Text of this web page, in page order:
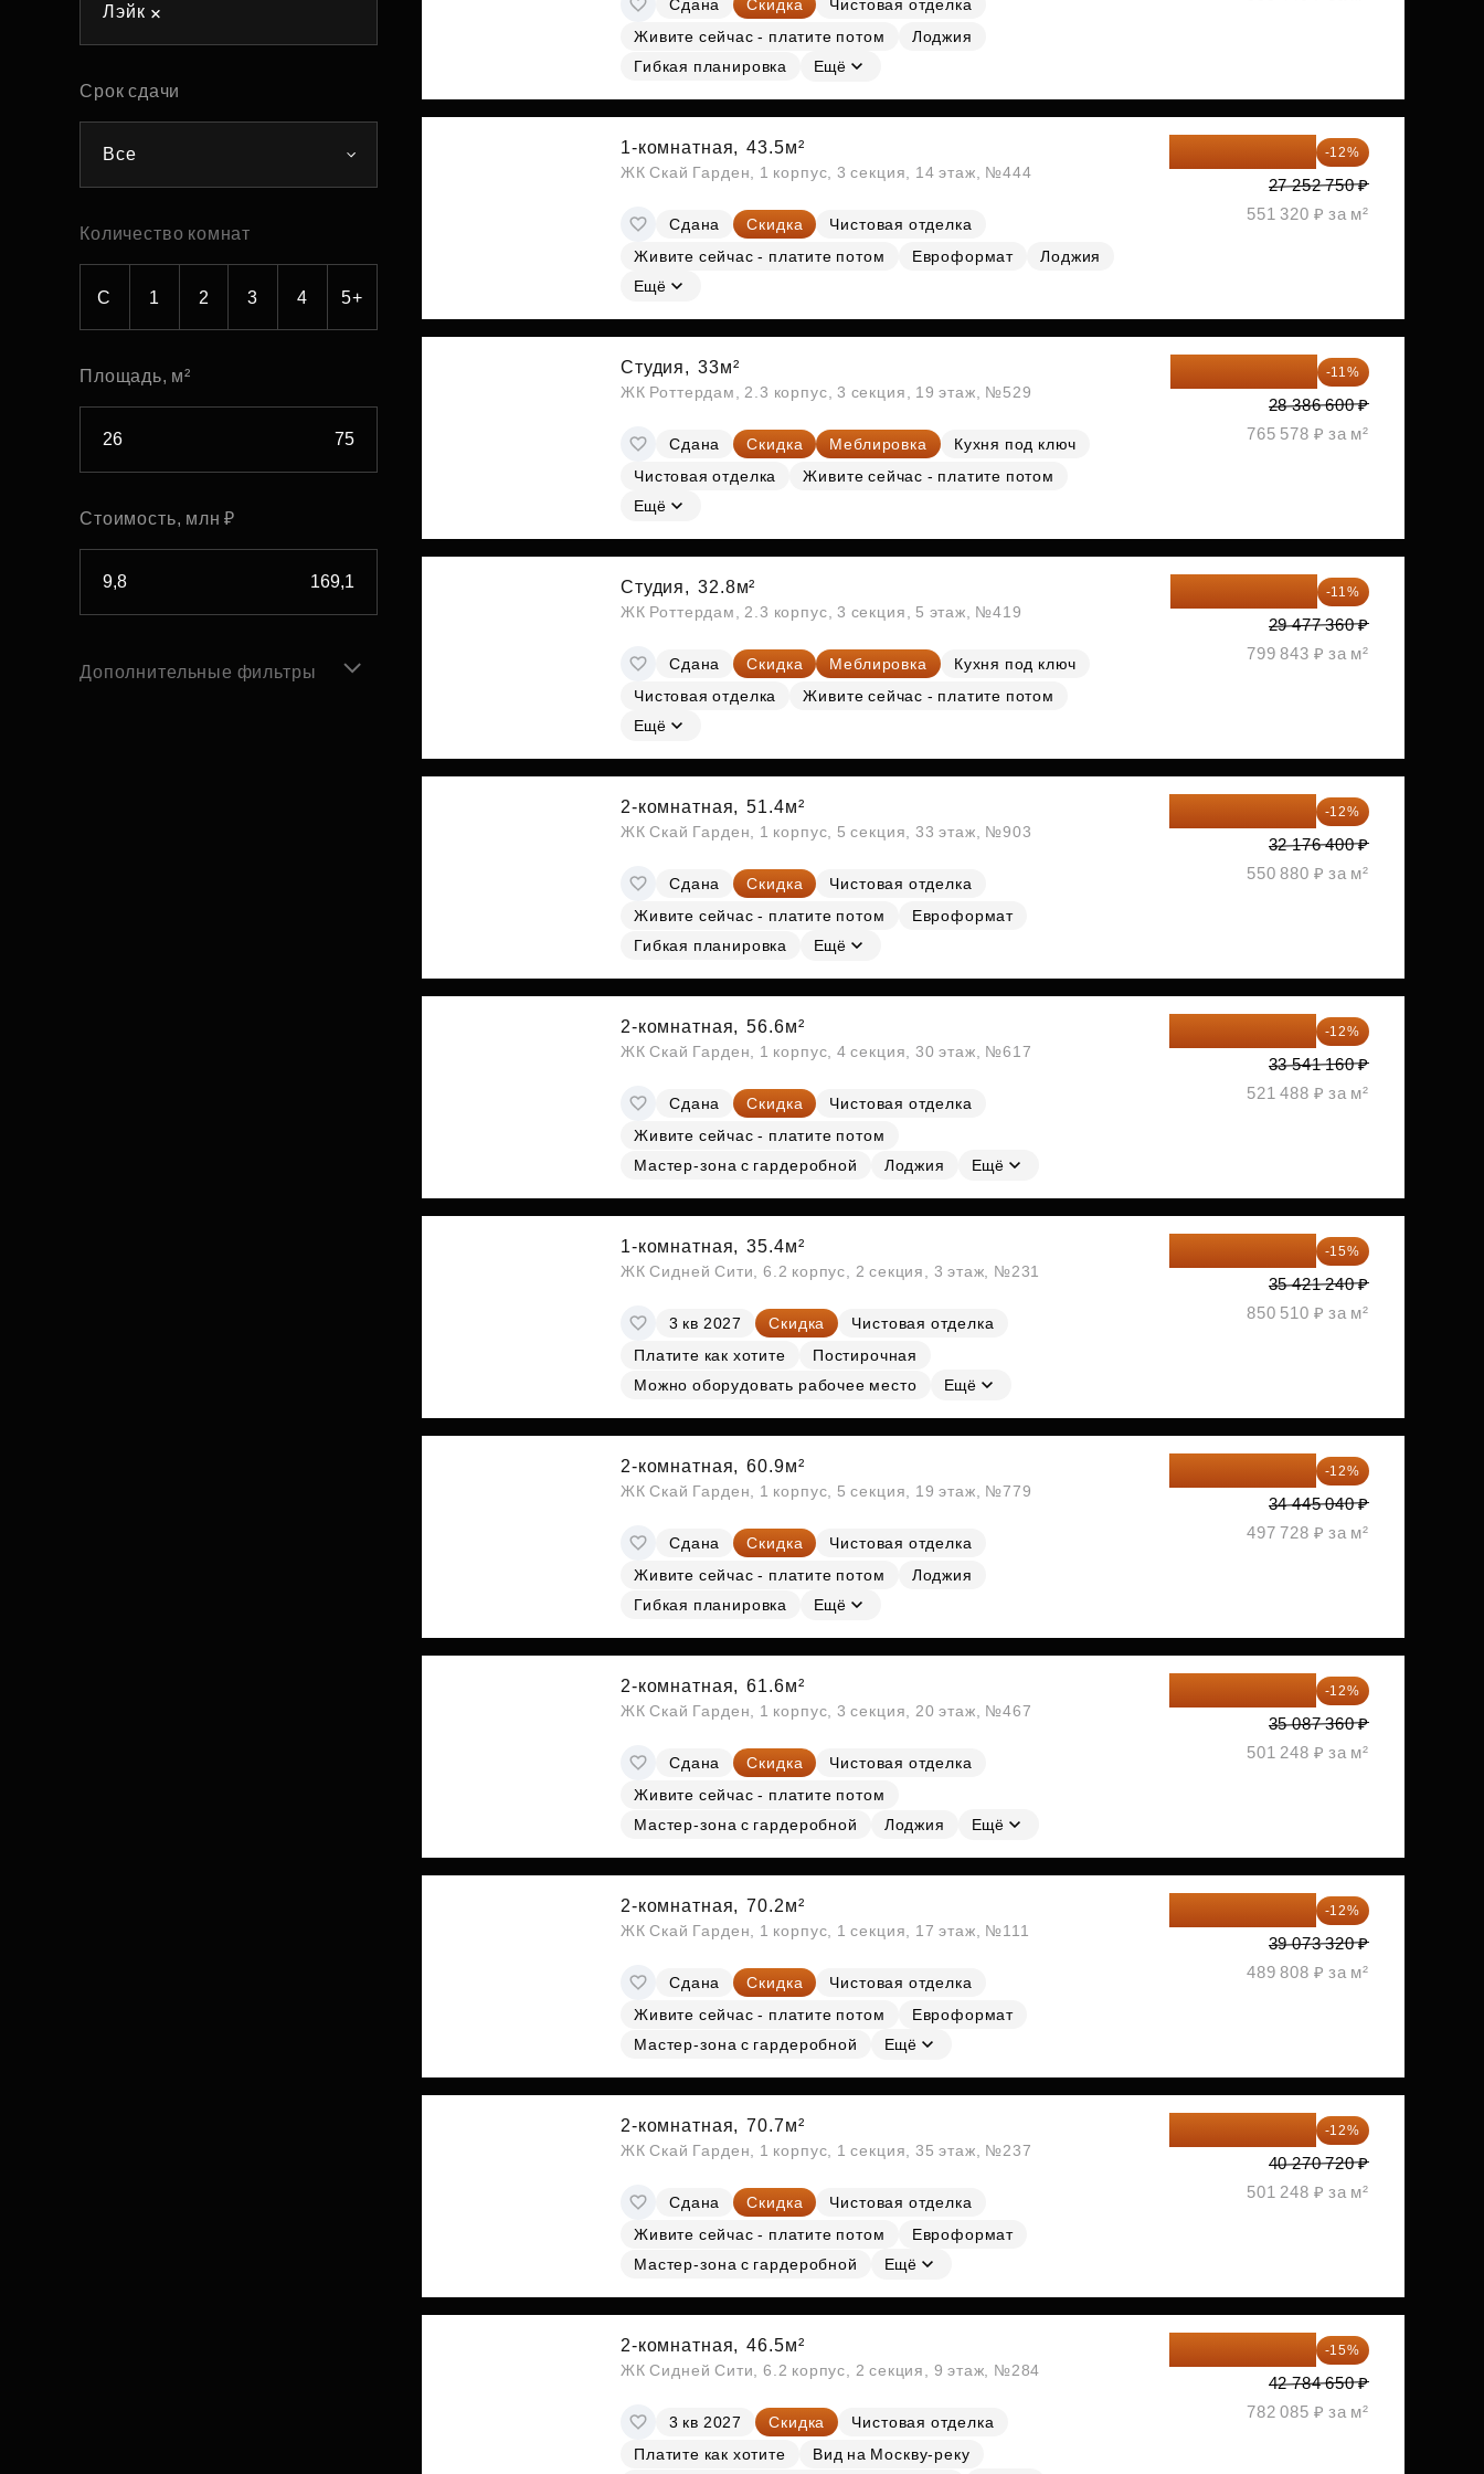
Субсидии
Лэйк
Срок сдачи
Все
Количество комнат
С 1 2 3 4 5+
Площадь, м²
Стоимость, млн ₽
Дополнительные фильтры
Сдана Скидка
Чистовая отделка
Живите сейчас - платите потом
Лоджия
Гибкая планировка
Ещё
1-комнатная, 43.5м²
ЖК Скай Гарден, 1 корпус, 3 секция, 14 этаж, №444
Сдана Скидка
Чистовая отделка
Живите сейчас - платите потом
Евроформат
Лоджия
Ещё
-12%
27 252 750 ₽
551 320 ₽ за м²
Студия, 33м²
ЖК Роттердам, 2.3 корпус, 3 секция, 19 этаж, №529
Сдана Скидка Меблировка
Кухня под ключ
Чистовая отделка
Живите сейчас - платите потом
Ещё
-11%
28 386 600 ₽
765 578 ₽ за м²
Студия, 32.8м²
ЖК Роттердам, 2.3 корпус, 3 секция, 5 этаж, №419
Сдана Скидка Меблировка
Кухня под ключ
Чистовая отделка
Живите сейчас - платите потом
Ещё
-11%
29 477 360 ₽
799 843 ₽ за м²
2-комнатная, 51.4м²
ЖК Скай Гарден, 1 корпус, 5 секция, 33 этаж, №903
Сдана Скидка
Чистовая отделка
Живите сейчас - платите потом
Евроформат
Гибкая планировка
Ещё
-12%
32 176 400 ₽
550 880 ₽ за м²
2-комнатная, 56.6м²
ЖК Скай Гарден, 1 корпус, 4 секция, 30 этаж, №617
Сдана Скидка
Чистовая отделка
Живите сейчас - платите потом
Мастер-зона с гардеробной
Лоджия Ещё
-12%
33 541 160 ₽
521 488 ₽ за м²
1-комнатная, 35.4м²
ЖК Сидней Сити, 6.2 корпус, 2 секция, 3 этаж, №231
3 кв 2027 Скидка
Чистовая отделка
Платите как хотите
Постирочная
Можно оборудовать рабочее место
Ещё
-15%
35 421 240 ₽
850 510 ₽ за м²
2-комнатная, 60.9м²
ЖК Скай Гарден, 1 корпус, 5 секция, 19 этаж, №779
Сдана Скидка
Чистовая отделка
Живите сейчас - платите потом
Лоджия
Гибкая планировка
Ещё
-12%
34 445 040 ₽
497 728 ₽ за м²
2-комнатная, 61.6м²
ЖК Скай Гарден, 1 корпус, 3 секция, 20 этаж, №467
Сдана Скидка
Чистовая отделка
Живите сейчас - платите потом
Мастер-зона с гардеробной
Лоджия Ещё
-12%
35 087 360 ₽
501 248 ₽ за м²
2-комнатная, 70.2м²
ЖК Скай Гарден, 1 корпус, 1 секция, 17 этаж, №111
Сдана Скидка
Чистовая отделка
Живите сейчас - платите потом
Евроформат
Мастер-зона с гардеробной
Ещё
-12%
39 073 320 ₽
489 808 ₽ за м²
2-комнатная, 70.7м²
ЖК Скай Гарден, 1 корпус, 1 секция, 35 этаж, №237
Сдана Скидка
Чистовая отделка
Живите сейчас - платите потом
Евроформат
Мастер-зона с гардеробной
Ещё
-12%
40 270 720 ₽
501 248 ₽ за м²
2-комнатная, 46.5м²
ЖК Сидней Сити, 6.2 корпус, 2 секция, 9 этаж, №284
3 кв 2027 Скидка
Чистовая отделка
Платите как хотите
Вид на Москву-реку
-15%
42 784 650 ₽
782 085 ₽ за м²